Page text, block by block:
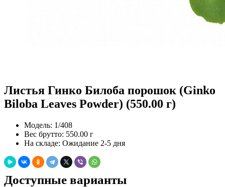
Листья Гинко Билоба порошок (Ginko
Biloba Leaves Powder) (550.00 г)
Модель: 1/408
Вес брутто: 550.00 г
На складе: Ожидание 2-5 дня
Доступные варианты